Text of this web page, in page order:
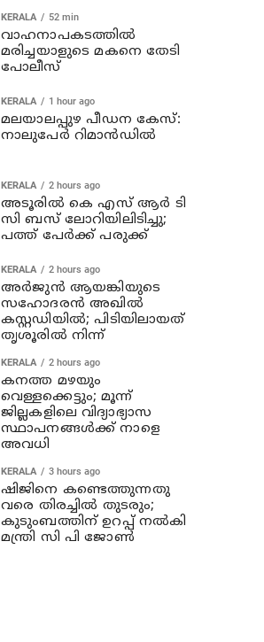
KERALA 52 min
വാഹനാപകടത്തില്‍
മരിച്ചയാളുടെ മകനെ തേടി
പോലീസ്
KERALA 1 hour ago
മലയാലപ്പുഴ പീഡന കേസ്:
നാലുപേര്‍ റിമാന്‍ഡില്‍
KERALA 2 hours ago
അടൂരില്‍ കെ എസ് ആര്‍ ടി
സി ബസ് ലോറിയിലിടിച്ചു;
പത്ത് പേര്‍ക്ക് പരുക്ക്
KERALA 2 hours ago
അര്‍ജുന്‍ ആയങ്കിയുടെ
സഹോദരന്‍ അഖില്‍
കസ്റ്റഡിയില്‍; പിടിയിലായത്
തൃശൂരില്‍ നിന്ന്
KERALA 2 hours ago
കനത്ത മഴയും
വെള്ളക്കെട്ടും; മൂന്ന്‌
ജില്ലകളിലെ വിദ്യാഭ്യാസ
സ്ഥാപനങ്ങള്‍ക്ക് നാളെ
അവധി
KERALA 3 hours ago
ഷിജിനെ കണ്ടെത്തുന്നതു
വരെ തിരച്ചില്‍ തുടരും;
കുടുംബത്തിന് ഉറപ്പ് നല്‍കി
മന്ത്രി സി പി ജോണ്‍